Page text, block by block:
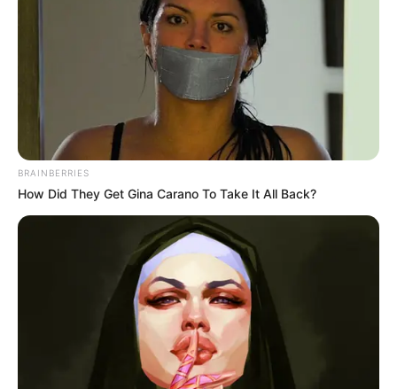
BRAINBERRIES
How Did They Get Gina Carano To Take It All Back?